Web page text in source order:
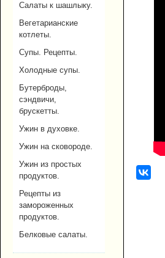
Салаты к шашлыку.
Вегетарианские
котлеты.
Супы. Рецепты.
Холодные супы.
Бутерброды,
сэндвичи,
брускетты.
Ужин в духовке.
Ужин на сковороде.
Ужин из простых
продуктов.
Рецепты из
замороженных
продуктов.
Белковые салаты.